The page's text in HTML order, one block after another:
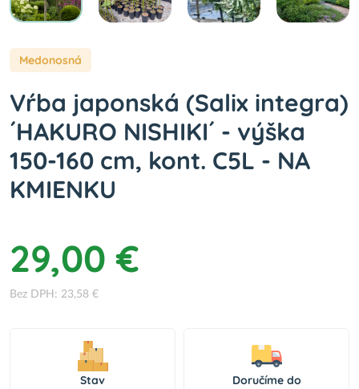
Medonosná
Vŕba japonská (Salix integra)
´HAKURO NISHIKI´ - výška
150-160 cm, kont. C5L - NA
KMIENKU
29,00 €
Bez DPH: 23,58 €
Stav Doručíme do